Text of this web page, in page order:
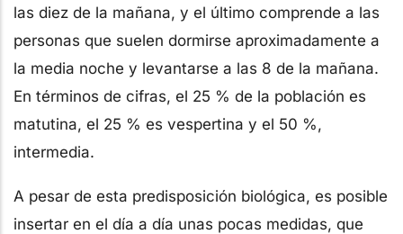
las diez de la mañana, y el último comprende a las
personas que suelen dormirse aproximadamente a
la media noche y levantarse a las 8 de la mañana.
En términos de cifras, el 25 % de la población es
matutina, el 25 % es vespertina y el 50 %,
intermedia.
A pesar de esta predisposición biológica, es posible
insertar en el día a día unas pocas medidas, que